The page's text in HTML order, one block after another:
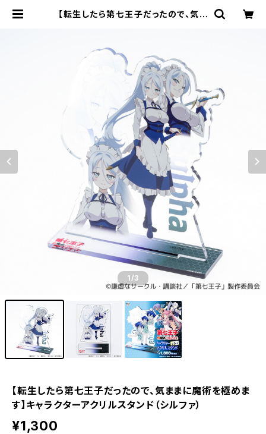
【転生したら第七王子だったので、気ま
1/3
【転生したら第七王子だったので、気ままに魔術を極めま
す】キャラクターアクリルスタンド（シルファ）
¥1,300